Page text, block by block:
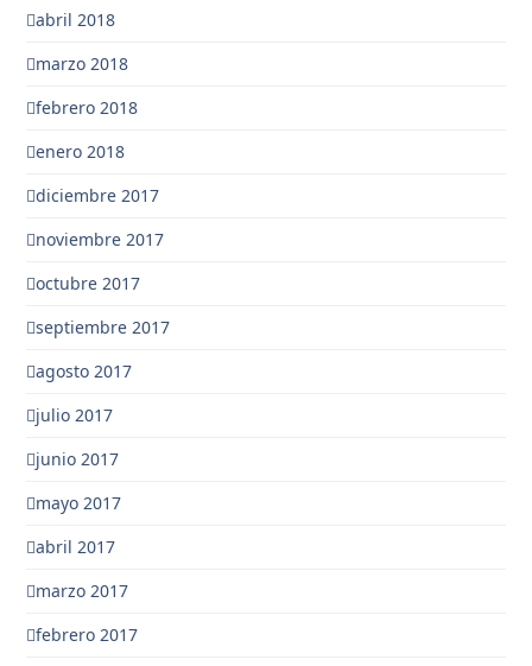
abril 2018
marzo 2018
febrero 2018
enero 2018
diciembre 2017
noviembre 2017
octubre 2017
septiembre 2017
agosto 2017
julio 2017
junio 2017
mayo 2017
abril 2017
marzo 2017
febrero 2017